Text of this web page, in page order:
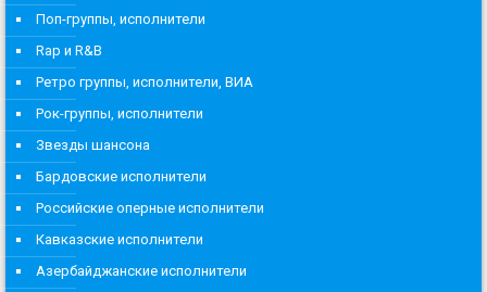
Поп-группы, исполнители
Rap и R&B
Ретро группы, исполнители, ВИА
Рок-группы, исполнители
Звезды шансона
Бардовские исполнители
Российские оперные исполнители
Кавказские исполнители
Азербайджанские исполнители